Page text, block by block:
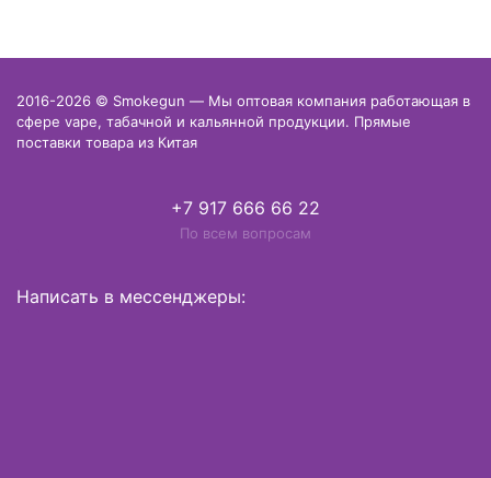
2016-2026 © Smokegun — Мы оптовая компания работающая в
сфере vape, табачной и кальянной продукции. Прямые
поставки товара из Китая
+7 917 666 66 22
По всем вопросам
Написать в мессенджеры: